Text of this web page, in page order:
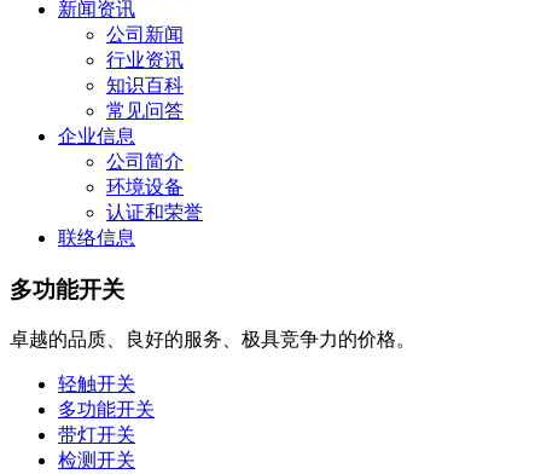
新闻资讯
公司新闻
行业资讯
知识百科
常见问答
企业信息
公司简介
环境设备
认证和荣誉
联络信息
多功能开关
卓越的品质、良好的服务、极具竞争力的价格。
轻触开关
多功能开关
带灯开关
检测开关